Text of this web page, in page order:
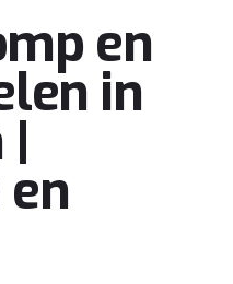
en
in
|